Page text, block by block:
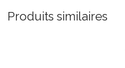
Produits similaires